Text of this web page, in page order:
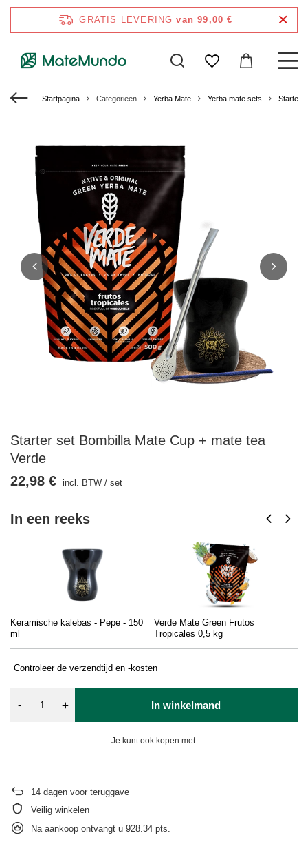
GRATIS LEVERING van 99,00 €
Startpagina Categorieën Yerba Mate Yerba mate sets
Starter set Bombilla Mate Cup + mate tea
Verde
In een reeks
Keramische kalebas - Pepe - 150
ml
Verde Mate Green Frutos
Tropicales 0,5 kg
Controleer de verzendtijd en -kosten
22,98 € incl. BTW / set
- + In winkelmand
Je kunt ook kopen met:
14 dagen voor teruggave
Veilig winkelen
Na aankoop ontvangt u 928.34 pts.